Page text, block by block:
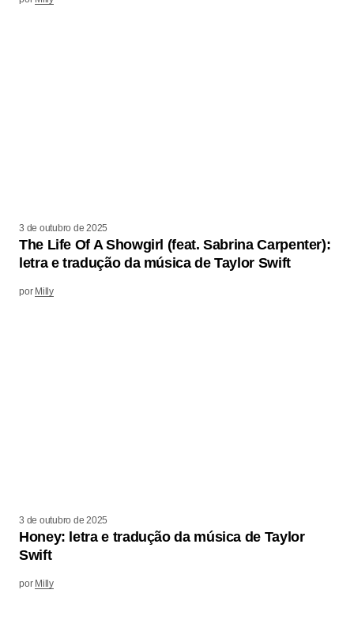
3 de outubro de 2025
The Life Of A Showgirl (feat. Sabrina Carpenter):
letra e tradução da música de Taylor Swift
por Milly
3 de outubro de 2025
Honey: letra e tradução da música de Taylor
Swift
por Milly